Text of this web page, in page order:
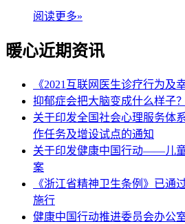
阅读更多»
暖心近期资讯
《2021互联网医生诊疗行为及
抑郁症会把大脑变成什么样子？
关于印发全国社会心理服务体
作任务及增设试点的通知
关于印发健康中国行动——儿
案
《浙江省精神卫生条例》已通
施行
健康中国行动推进委员会办公